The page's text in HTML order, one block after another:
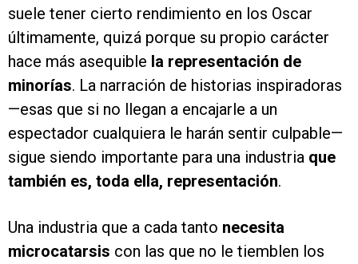
suele tener cierto rendimiento en los Oscar
últimamente, quizá porque su propio carácter
hace más asequible la representación de
minorías. La narración de historias inspiradoras
—esas que si no llegan a encajarle a un
espectador cualquiera le harán sentir culpable—
sigue siendo importante para una industria que
también es, toda ella, representación.
Una industria que a cada tanto necesita
microcatarsis con las que no le tiemblen los